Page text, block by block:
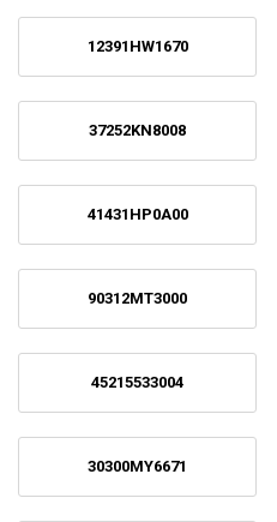
12391HW1670
37252KN8008
41431HP0A00
90312MT3000
45215533004
30300MY6671